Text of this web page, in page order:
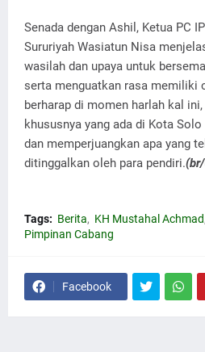
Senada dengan Ashil, Ketua PC
Sururiyah Wasiatun Nisa
wasilah dan upaya untuk
serta menguatkan rasa memiliki
berharap di momen harlah kal
khususnya yang ada di Kota
dan memperjuangkan apa yang
ditinggalkan oleh para pendiri.
Tags: Berita KH Mustahal Achmad
Pimpinan Cabang
Facebook